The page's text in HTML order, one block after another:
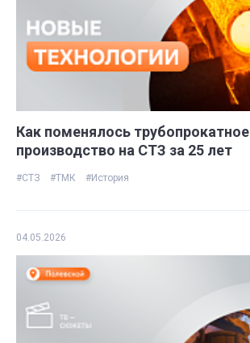
Как поменялось трубопрокатное
производство на СТЗ за 25 лет
#СТЗ #ТМК #История
04.05.2026